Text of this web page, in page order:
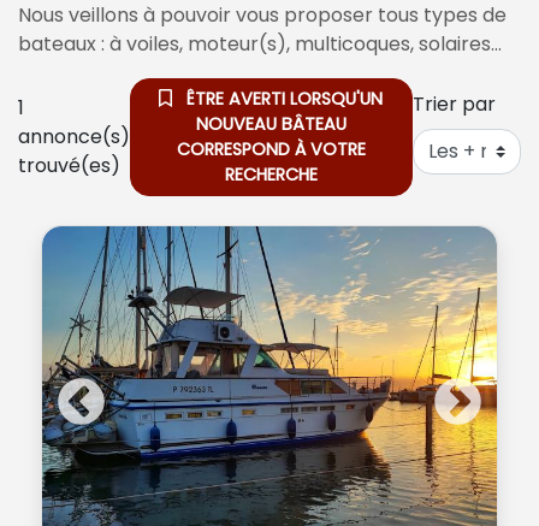
Nous veillons à pouvoir vous proposer tous types de
bateaux : à voiles, moteur(s), multicoques, solaires…
1
annonce(s)
trouvé(es)
ÊTRE AVERTI LORSQU'UN
NOUVEAU BÂTEAU
CORRESPOND À VOTRE
RECHERCHE
Trier par